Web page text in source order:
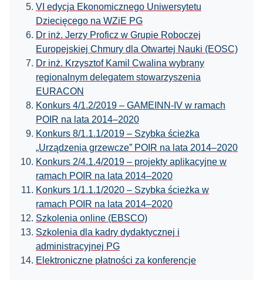
VI edycja Ekonomicznego Uniwersytetu
Dziecięcego na WZiE PG
Dr inż. Jerzy Proficz w Grupie Roboczej
Europejskiej Chmury dla Otwartej Nauki (EOSC)
Dr inż. Krzysztof Kamil Cwalina wybrany
regionalnym delegatem stowarzyszenia
EURACON
Konkurs 4/1.2/2019 – GAMEINN-IV w ramach
POIR na lata 2014–2020
Konkurs 8/1.1.1/2019 – Szybka ścieżka
„Urządzenia grzewcze” POIR na lata 2014–2020
Konkurs 2/4.1.4/2019 – projekty aplikacyjne w
ramach POIR na lata 2014–2020
Konkurs 1/1.1.1/2020 – Szybka ścieżka w
ramach POIR na lata 2014–2020
Szkolenia online (EBSCO)
Szkolenia dla kadry dydaktycznej i
administracyjnej PG
Elektroniczne płatności za konferencje